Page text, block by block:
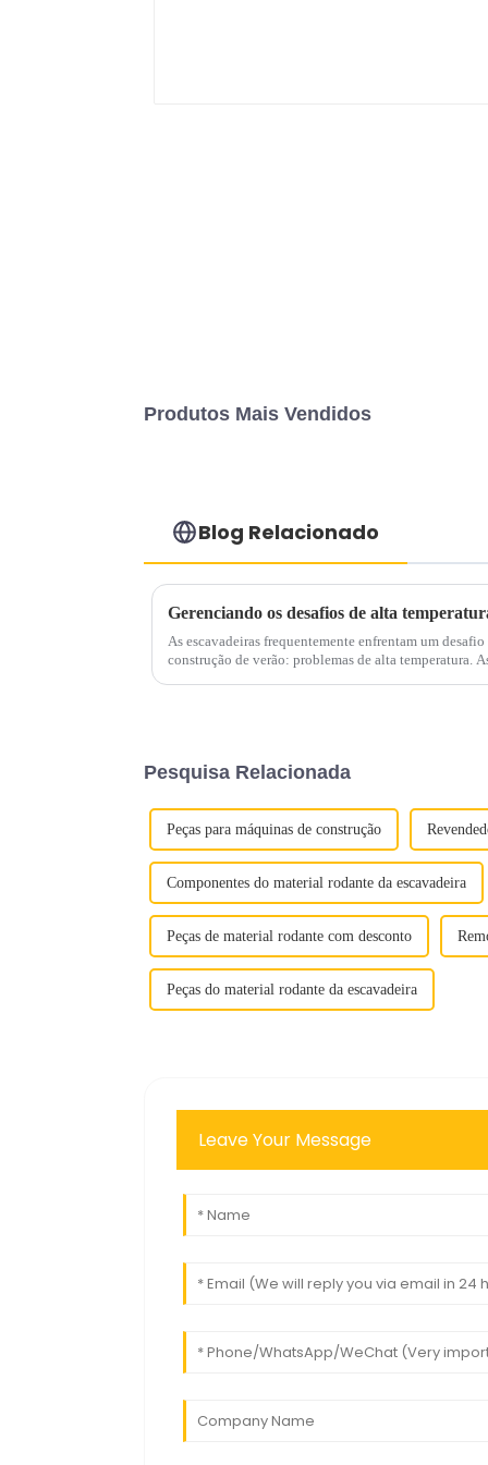
Produtos Mais Vendidos
Blog Relacionado
As escavadeiras frequentemente enfrentam um
construção de verão: problemas de alta temperatura. As temperaturas elevadas da água e do
Pesquisa Relacionada
Peças para máquinas de construção
Componentes do material rodante da escavadeira
Peças de material rodante com desconto
Peças do material rodante da escavadeira
Leave Your Message